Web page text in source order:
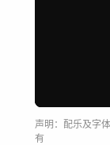
声明：配乐及字
有